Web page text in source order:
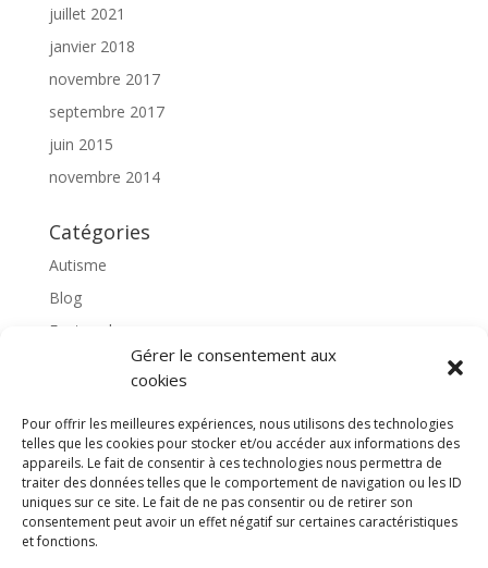
Gérer le consentement aux
cookies
Pour offrir les meilleures expériences, nous utilisons des technologies
telles que les cookies pour stocker et/ou accéder aux informations des
appareils. Le fait de consentir à ces technologies nous permettra de
traiter des données telles que le comportement de navigation ou les ID
uniques sur ce site. Le fait de ne pas consentir ou de retirer son
consentement peut avoir un effet négatif sur certaines caractéristiques
et fonctions.
juillet 2021
janvier 2018
novembre 2017
septembre 2017
juin 2015
novembre 2014
Catégories
Autisme
Blog
Featured
l'apprentissage scolaire
Non classé
partenaires
Poterie
rassemblons nos expériences